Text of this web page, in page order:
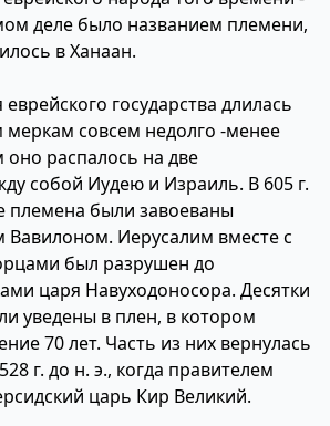
деле было названием племени,
в Ханаан.
государства длилась
меркам совсем недолго -менее
оно распалось на две
собой Иудею и Израиль. В 605 г.
племена были завоеваны
Иерусалим вместе с
был разрушен до
царя Навуходоносора. Десятки
уведены в плен, в котором
70 лет. Часть из них вернулась
г. до н. э., когда правителем
царь Кир Великий.